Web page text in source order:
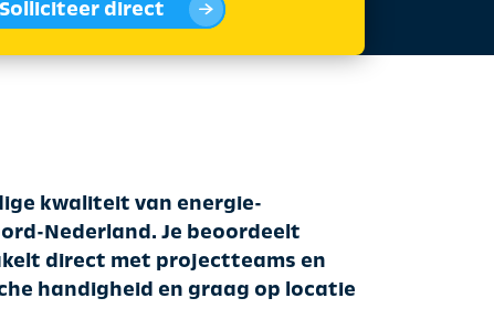
Solliciteer direct
kwaliteit van energie-
Nederland. Je beoordeelt
direct met projectteams en
handigheid en graag op locatie